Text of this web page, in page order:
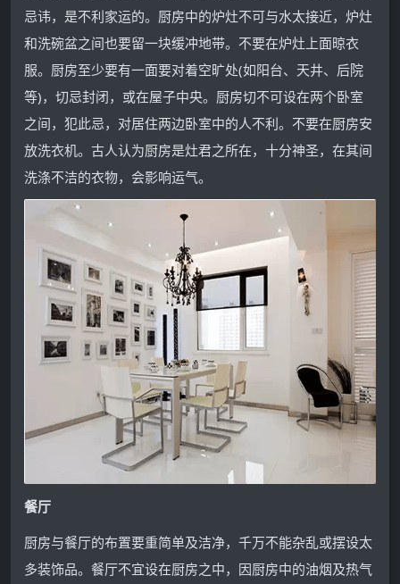
忌讳，是不利家运的。厨房中的炉灶不可与水太接近，炉灶
和洗碗盆之间也要留一块缓冲地带。不要在炉灶上面晾衣
服。厨房至少要有一面要对着空旷处(如阳台、天井、后院
等)，切忌封闭，或在屋子中央。厨房切不可设在两个卧室
之间，犯此忌，对居住两边卧室中的人不利。不要在厨房安
放洗衣机。古人认为厨房是灶君之所在，十分神圣，在其间
洗涤不洁的衣物，会影响运气。
餐厅
厨房与餐厅的布置要重简单及洁净，千万不能杂乱或摆设太
多装饰品。餐厅不宜设在厨房之中，因厨房中的油烟及热气